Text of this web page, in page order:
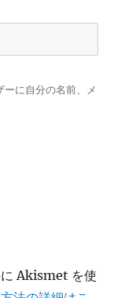
に自分の名前、メ
に Akismet を使